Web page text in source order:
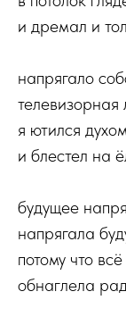
и дремал и
напрягало
телевизорная
я ютился
и блестел на
будущее
напрягала
потому что
обнаглела